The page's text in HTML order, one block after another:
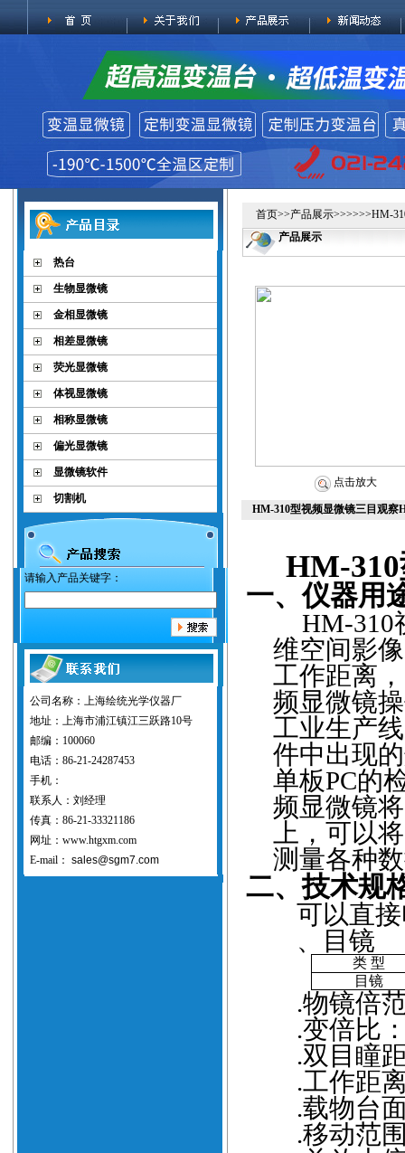
热台
生物显微镜
金相显微镜
相差显微镜
荧光显微镜
体视显微镜
相称显微镜
偏光显微镜
显微镜软件
切割机
请输入产品关键字：
公司名称：上海绘统光学仪器厂
地址：上海市浦江镇江三跃路10号
邮编：100060
电话：86-21-24287453
手机：
联系人：刘经理
传真：86-21-33321186
网址：www.htgxm.com
E-mail： sales@sgm7.com
首页>>产品展示>>>>>>HM-
产品展示
点击放大
HM-310型视频显微镜三目观察
HM-310
一、仪器用
HM-310
维空间影
工作距离
频显微镜
工业生产
件中出现
单板PC的
频显微镜
上，可以
测量各种
二、技术规
可以直
、目镜
类 型
目镜
.物镜倍
.变倍比
.双目瞳
.工作距
.载物台
.移动范